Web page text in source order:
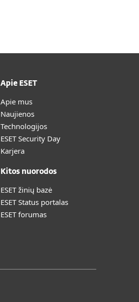
Apie ESET
Apie mus
Naujienos
Technologijos
ESET Security Day
Karjera
Kitos nuorodos
ESET žinių bazė
ESET Status portalas
ESET forumas